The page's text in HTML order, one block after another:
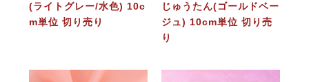
(ライトグレー/水色) 10c
m単位 切り売り
じゅうたん(ゴールドベー
ジュ) 10cm単位 切り売
り